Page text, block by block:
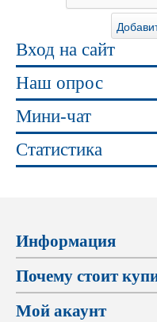
Вход на сайт
Наш опрос
Мини-чат
Статистика
Информация
Почему стоит
Мой акаунт